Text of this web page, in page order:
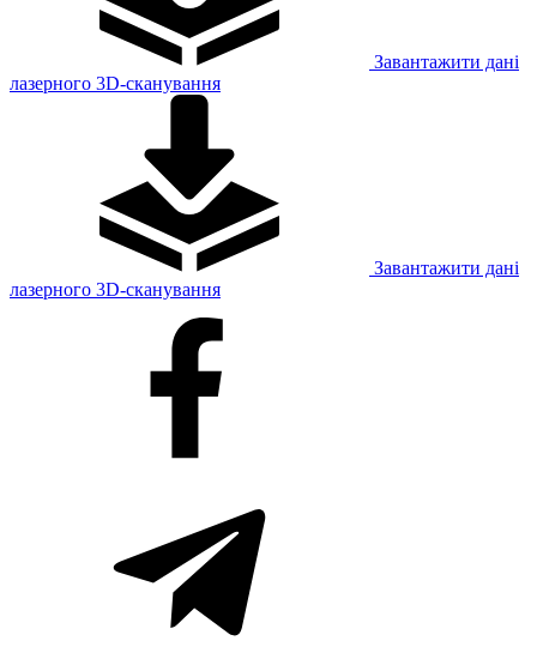
Завантажити дані
лазерного 3D-сканування
Завантажити дані
лазерного 3D-сканування